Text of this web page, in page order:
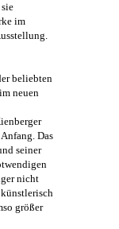
im
beliebten
neuen
Das
seiner
nicht
künstlerisch
größer